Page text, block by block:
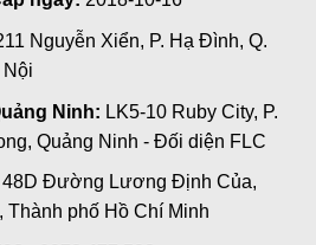
Nguyễn Xiển, P. Hạ Đình, Q.
Nội
Ninh: LK5-10 Ruby City, P.
Quảng Ninh - Đối diện FLC
48D Đường Lương Định Của,
phố Hồ Chí Minh